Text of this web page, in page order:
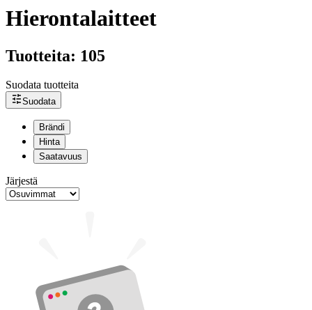
Hierontalaitteet
Tuotteita: 105
Suodata tuotteita
Suodata
Brändi
Hinta
Saatavuus
Järjestä